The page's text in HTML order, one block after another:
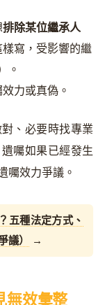
排除某位繼承人
樣寫，受影響的繼
。
力或真偽。
、必要時找專業
囑如果已經發生
囑效力爭議。
五種法定方式、
議）
→
無效彙整